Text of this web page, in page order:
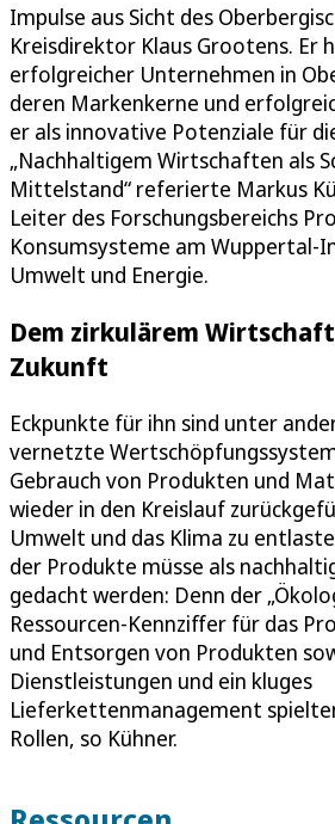
Impulse aus Sicht des
Kreisdirektor Klaus Grootens. Er
erfolgreicher Unternehmen in
deren Markenkerne und
er als innovative Potenziale für
„Nachhaltigem Wirtschaften als
Mittelstand“ referierte Markus
Leiter des Forschungsbereichs
Konsumsysteme am Wuppertal-
Umwelt und Energie.
Dem zirkulärem
Zukunft
Eckpunkte für ihn sind unter
vernetzte
Gebrauch von Produkten und
wieder in den Kreislauf
Umwelt und das Klima zu
der Produkte müsse als
gedacht werden: Denn der
Ressourcen-Kennziffer für das
und Entsorgen von Produkten
Dienstleistungen und ein kluges
Lieferkettenmanagement
Rollen, so Kühner.